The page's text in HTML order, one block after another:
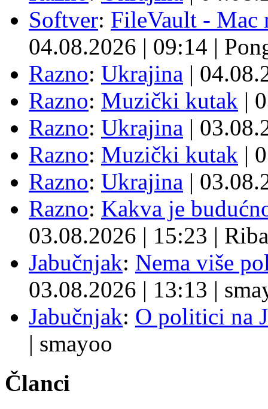
Softver: FileVault - Mac
04.08.2026 | 09:14 |
Razno: Ukrajina |
Razno: Muzički kutak |
Razno: Ukrajina |
Razno: Muzički kutak |
Razno: Ukrajina |
Razno: Kakva je
03.08.2026 | 15:23 | Riba
Jabučnjak: Nema više
03.08.2026 | 13:13 |
Jabučnjak: O politici na
| smayoo
Članci